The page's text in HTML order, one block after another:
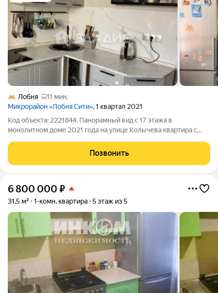
Лобня
11 мин.
Микрорайон «Лобня Сити», 1 квартал 2021
Код объекта: 2221844. Панорамный вид с 17 этажа в
монолитном доме 2021 года на улице Колычева квартира с
Светлая, тихая квартира на верхнем этаже дарит ощущение
простора и воздуха: высокие
Позвонить
6 800 000 ₽
31,5 м² 1-комн. квартира 5 этаж из 5